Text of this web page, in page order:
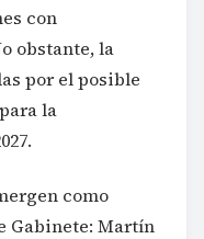
con
obstante, la
por el posible
la
como
Gabinete: Martín